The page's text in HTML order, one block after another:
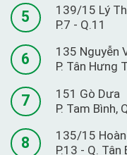
5
139/15 Lý
P.7 - Q.11
6
135 Nguyễn
P. Tân Hưng
7
151 Gò Dưa
P. Tam Bình,
8
135/15
P.13 - Q. Tân